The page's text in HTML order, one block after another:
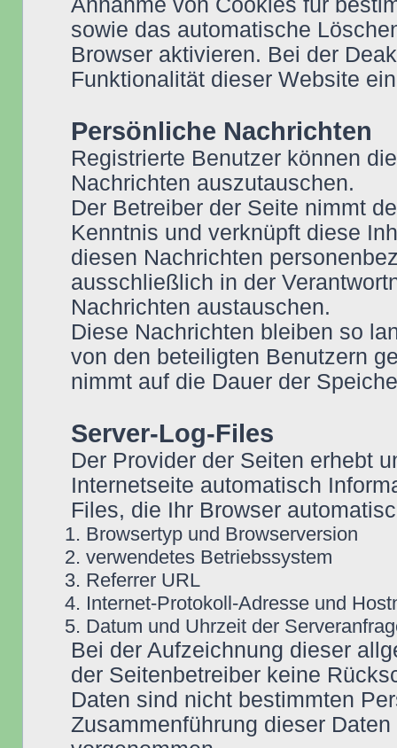
Annahme von Cookies für
sowie das automatische
Browser aktivieren. Bei der
Funktionalität dieser Website
Persönliche Nachrichten
Registrierte Benutzer können
Nachrichten auszutauschen.
Der Betreiber der Seite nimmt
Kenntnis und verknüpft diese
diesen Nachrichten
ausschließlich in der
Nachrichten austauschen.
Diese Nachrichten bleiben so
von den beteiligten Benutzern
nimmt auf die Dauer der
Server-Log-Files
Der Provider der Seiten erhebt
Internetseite automatisch
Files, die Ihr Browser
Browsertyp und Browserversion
verwendetes Betriebssystem
Referrer URL
Internet-Protokoll-Adresse und
Datum und Uhrzeit der
Bei der Aufzeichnung dieser
der Seitenbetreiber keine
Daten sind nicht bestimmten
Zusammenführung dieser